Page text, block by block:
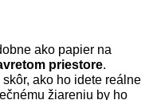
ako papier na
priestore.
ako ho idete reálne
žiareniu by ho